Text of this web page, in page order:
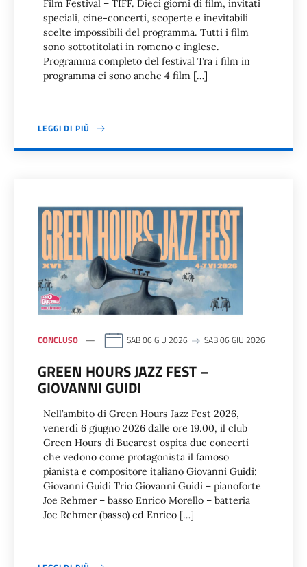
Film Festival – TIFF. Dieci giorni di film, invitati
speciali, cine-concerti, scoperte e inevitabili
scelte impossibili del programma. Tutti i film
sono sottotitolati in romeno e inglese.
Programma completo del festival Tra i film in
programma ci sono anche 4 film […]
LEGGI DI PIÙ
CONCLUSO SAB 06 GIU 2026 SAB 06 GIU 2026
GREEN HOURS JAZZ FEST –
GIOVANNI GUIDI
Nell’ambito di Green Hours Jazz Fest 2026,
venerdì 6 giugno 2026 dalle ore 19.00, il club
Green Hours di Bucarest ospita due concerti
che vedono come protagonista il famoso
pianista e compositore italiano Giovanni Guidi:
Giovanni Guidi Trio Giovanni Guidi – pianoforte
Joe Rehmer – basso Enrico Morello – batteria
Joe Rehmer (basso) ed Enrico […]